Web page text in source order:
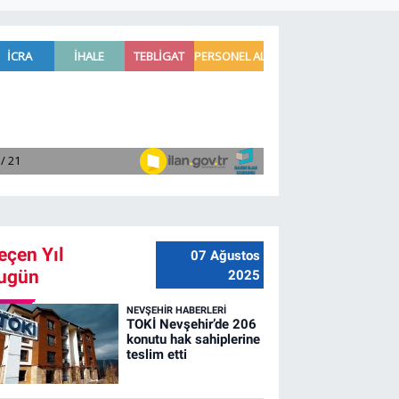
Yıl
07 Ağustos
2025
NEVŞEHIR HABERLERI
TOKİ Nevşehir’de 206
konutu hak sahiplerine
teslim etti